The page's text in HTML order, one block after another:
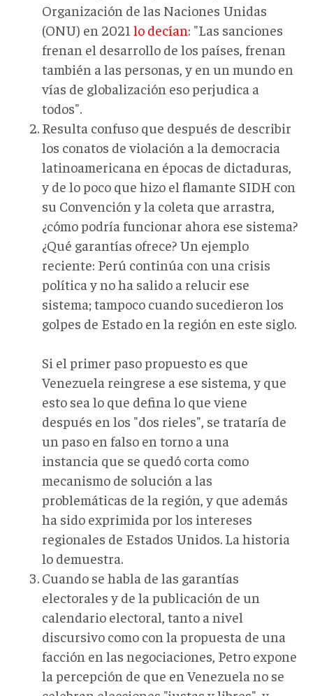
Organización de las Naciones Unidas
(ONU) en 2021 lo decían: "Las sanciones
frenan el desarrollo de los países, frenan
también a las personas, y en un mundo en
vías de globalización eso perjudica a
todos".
Resulta confuso que después de describir
los conatos de violación a la democracia
latinoamericana en épocas de dictaduras,
y de lo poco que hizo el flamante SIDH con
su Convención y la coleta que arrastra,
¿cómo podría funcionar ahora ese sistema?
¿Qué garantías ofrece? Un ejemplo
reciente: Perú continúa con una crisis
política y no ha salido a relucir ese
sistema; tampoco cuando sucedieron los
golpes de Estado en la región en este siglo.
Si el primer paso propuesto es que
Venezuela reingrese a ese sistema, y que
esto sea lo que defina lo que viene
después en los "dos rieles", se trataría de
un paso en falso en torno a una
instancia que se quedó corta como
mecanismo de solución a las
problemáticas de la región, y que además
ha sido exprimida por los intereses
regionales de Estados Unidos. La historia
lo demuestra.
Cuando se habla de las garantías
electorales y de la publicación de un
calendario electoral, tanto a nivel
discursivo como con la propuesta de una
facción en las negociaciones, Petro expone
la percepción de que en Venezuela no se